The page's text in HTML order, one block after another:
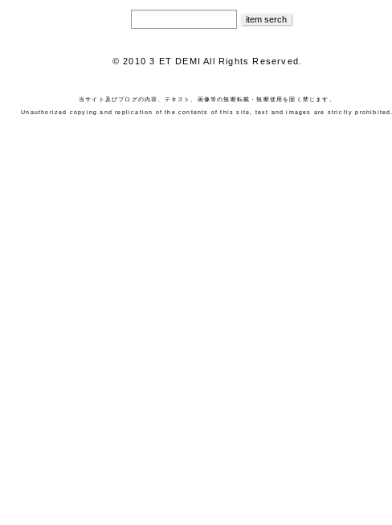
© 2010 3 ET DEMI All Rights Reserved.
当サイト及びブログの内容、テキスト、画像等の無断転載・無断使用を固く禁じます。
Unauthorized copying and replication of the contents of this site, text and images are strictly prohibited.